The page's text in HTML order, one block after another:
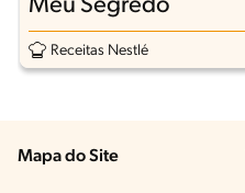
Meu Segredo
Receitas Nestlé
Mapa do Site